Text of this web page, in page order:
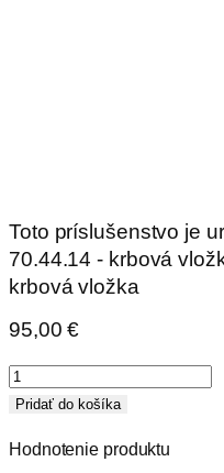
Toto príslušenstvo je
70.44.14 - krbová
krbová vložka
95,00€
množstvo
RÁMIK
RAM04
Pridať do košíka
Hodnotenie produktu